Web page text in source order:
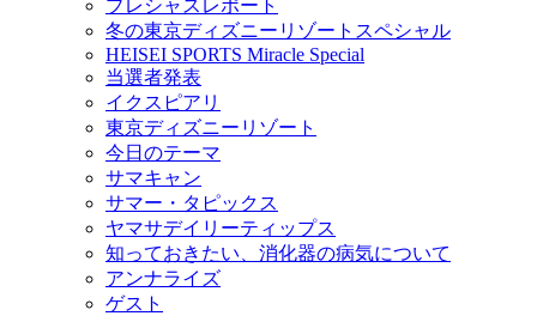
プレシャスレポート
冬の東京ディズニーリゾートスペシャル
HEISEI SPORTS Miracle Special
当選者発表
イクスピアリ
東京ディズニーリゾート
今日のテーマ
サマキャン
サマー・タピックス
ヤマサデイリーティップス
知っておきたい、消化器の病気について
アンナライズ
ゲスト